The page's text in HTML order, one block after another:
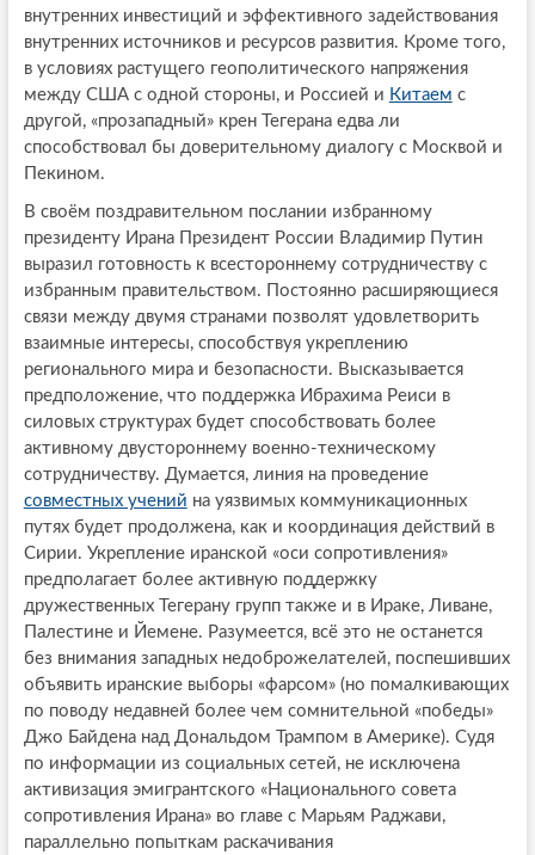
внутренних инвестиций и эффективного задействования
внутренних источников и ресурсов развития. Кроме того,
в условиях растущего геополитического напряжения
между США с одной стороны, и Россией и Китаем с
другой, «прозападный» крен Тегерана едва ли
способствовал бы доверительному диалогу с Москвой и
Пекином.
В своём поздравительном послании избранному
президенту Ирана Президент России Владимир Путин
выразил готовность к всестороннему сотрудничеству с
избранным правительством. Постоянно расширяющиеся
связи между двумя странами позволят удовлетворить
взаимные интересы, способствуя укреплению
регионального мира и безопасности. Высказывается
предположение, что поддержка Ибрахима Реиси в
силовых структурах будет способствовать более
активному двустороннему военно-техническому
сотрудничеству. Думается, линия на проведение
совместных учений на уязвимых коммуникационных
путях будет продолжена, как и координация действий в
Сирии. Укрепление иранской «оси сопротивления»
предполагает более активную поддержку
дружественных Тегерану групп также и в Ираке, Ливане,
Палестине и Йемене. Разумеется, всё это не останется
без внимания западных недоброжелателей, поспешивших
объявить иранские выборы «фарсом» (но помалкивающих
по поводу недавней более чем сомнительной «победы»
Джо Байдена над Дональдом Трампом в Америке). Судя
по информации из социальных сетей, не исключена
активизация эмигрантского «Национального совета
сопротивления Ирана» во главе с Марьям Раджави,
параллельно попыткам раскачивания